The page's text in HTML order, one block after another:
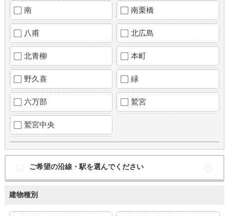
南 南栗橋
八甫 北広島
北青柳 本町
野久喜 緑
六万部 鷲宮
鷲宮中央
ご希望の沿線・駅を選んでください
建物種別